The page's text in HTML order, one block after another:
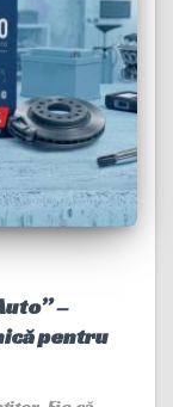
–
pentru